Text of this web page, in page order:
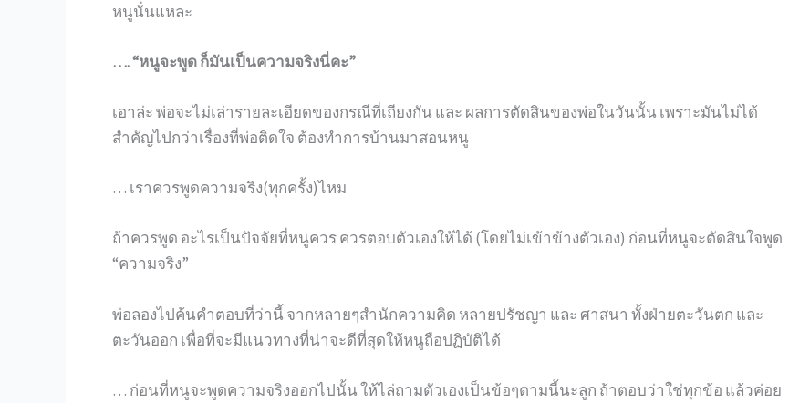
หนูนั่นแหละ
…. “หนูจะพูด ก็มันเป็นความจริงนี่คะ”
เอาล่ะ พ่อจะไม่เล่ารายละเอียดของกรณีที่เถียงกัน และ ผลการตัดสินของพ่อในวันนั้น เพราะมันไม่ได้
สำคัญไปกว่าเรื่องที่พ่อติดใจ ต้องทำการบ้านมาสอนหนู
… เราควรพูดความจริง(ทุกครั้ง)ไหม
ถ้าควรพูด อะไรเป็นปัจจัยที่หนูควร ควรตอบตัวเองให้ได้ (โดยไม่เข้าข้างตัวเอง) ก่อนที่หนูจะตัดสินใจพูด
“ความจริง”
พ่อลองไปค้นคำตอบที่ว่านี้ จากหลายๆสำนักความคิด หลายปรัชญา และ ศาสนา ทั้งฝ่ายตะวันตก และ
ตะวันออก เพื่อที่จะมีแนวทางที่น่าจะดีที่สุดให้หนูถือปฏิบัติได้
… ก่อนที่หนูจะพูดความจริงออกไปนั้น ให้ไล่ถามตัวเองเป็นข้อๆตามนี้นะลูก ถ้าตอบว่าใช่ทุกข้อ แล้วค่อย